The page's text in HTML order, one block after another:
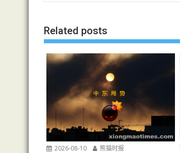
章
航
Related posts
2026-08-10 熊猫时报